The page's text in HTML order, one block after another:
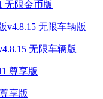
无限金币版
无限车辆版
享版